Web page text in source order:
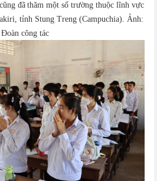
đãthăm một số trường thuộc lĩnh vực
tỉnhStung Treng (Campuchia). Ảnh:
Đoàn công tác